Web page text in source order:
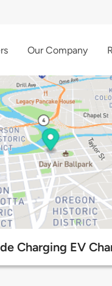
Our Company
Charging EV